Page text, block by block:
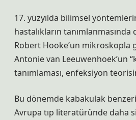
17. yüzyılda bilimsel
hastalıkların tanımlanmasında
Robert Hooke’un mikroskopla
Antonie van Leeuwenhoek’un
tanımlaması, enfeksiyon
Bu dönemde kabakulak
Avrupa tıp literatüründe daha